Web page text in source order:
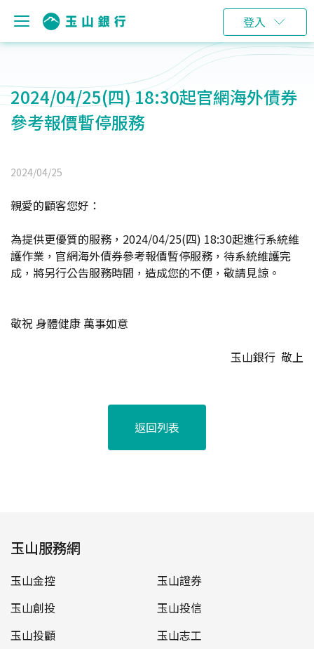
登入
2024/04/25(四) 18:30起官網海外債券
參考報價暫停服務
2024/04/25
親愛的顧客您好：
為提供更優質的服務，2024/04/25(四) 18:30起進行系統維
護作業，官網海外債券參考報價暫停服務，待系統維護完
成，將另行公告服務時間，造成您的不便，敬請見諒。
敬祝 身體健康 萬事如意
玉山銀行 敬上
返回列表
玉山服務網
玉山金控
玉山證券
玉山創投
玉山投信
玉山投顧
玉山志工